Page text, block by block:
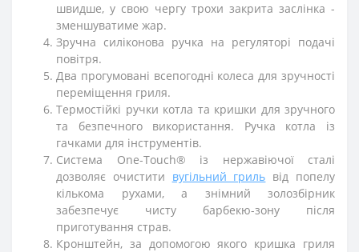
швидше, у свою чергу трохи закрита заслінка -
зменшуватиме жар.
Зручна силіконова ручка на регуляторі подачі
повітря.
Два прогумовані всепогодні колеса для зручності
переміщення гриля.
Термостійкі ручки котла та кришки для зручного
та безпечного використання. Ручка котла із
гачками для інструментів.
Система One-Touch® із нержавіючої сталі
дозволяє очистити вугільний гриль від попелу
кількома рухами, а знімний золозбірник
забезпечує чисту барбекю-зону після
приготування страв.
Кронштейн, за допомогою якого кришка гриля